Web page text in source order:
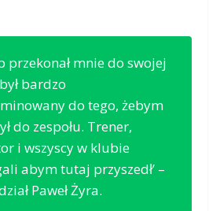
przekonał mnie do swojej
bardzo
do tego, żebym
do zespołu. Trener,
i wszyscy w klubie
abym tutaj przyszedł’ –
Paweł Żyra.